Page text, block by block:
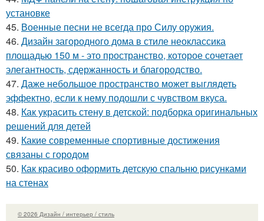
установке
45. Военные песни не всегда про Силу оружия.
46. Дизайн загородного дома в стиле неоклассика
площадью 150 м - это пространство, которое сочетает
элегантность, сдержанность и благородство.
47. Даже небольшое пространство может выглядеть
эффектно, если к нему подошли с чувством вкуса.
48. Как украсить стену в детской: подборка оригинальных
решений для детей
49. Какие современные спортивные достижения
связаны с городом
50. Как красиво оформить детскую спальню рисунками
на стенах
© 2026 Дизайн / интерьер / стиль